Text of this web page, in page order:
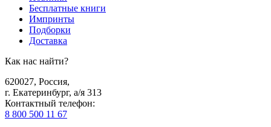
Бесплатные книги
Импринты
Подборки
Доставка
Как нас найти?
620027, Россия,
г. Екатеринбург, а/я 313
Контактный телефон:
8 800 500 11 67